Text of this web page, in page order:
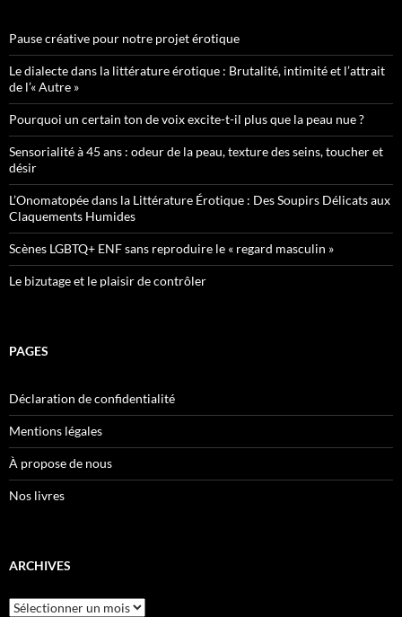
Pause créative pour notre projet érotique
Le dialecte dans la littérature érotique : Brutalité, intimité et l’attrait
de l’« Autre »
Pourquoi un certain ton de voix excite-t-il plus que la peau nue ?
Sensorialité à 45 ans : odeur de la peau, texture des seins, toucher et
désir
L’Onomatopée dans la Littérature Érotique : Des Soupirs Délicats aux
Claquements Humides
Scènes LGBTQ+ ENF sans reproduire le « regard masculin »
Le bizutage et le plaisir de contrôler
PAGES
Déclaration de confidentialité
Mentions légales
À propose de nous
Nos livres
ARCHIVES
Archives